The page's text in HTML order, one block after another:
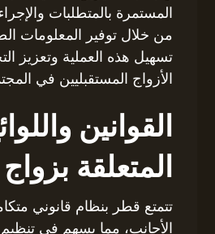
المستمرة بالمتطلبات
من خلال توفير المعلومات
تسهيل هذه العملية وتعزيز
الأزواج المستقبليين في
القوانين
المتعلقة
تتمتع قطر بنظام قانوني
الأجانب، مما يسهم في